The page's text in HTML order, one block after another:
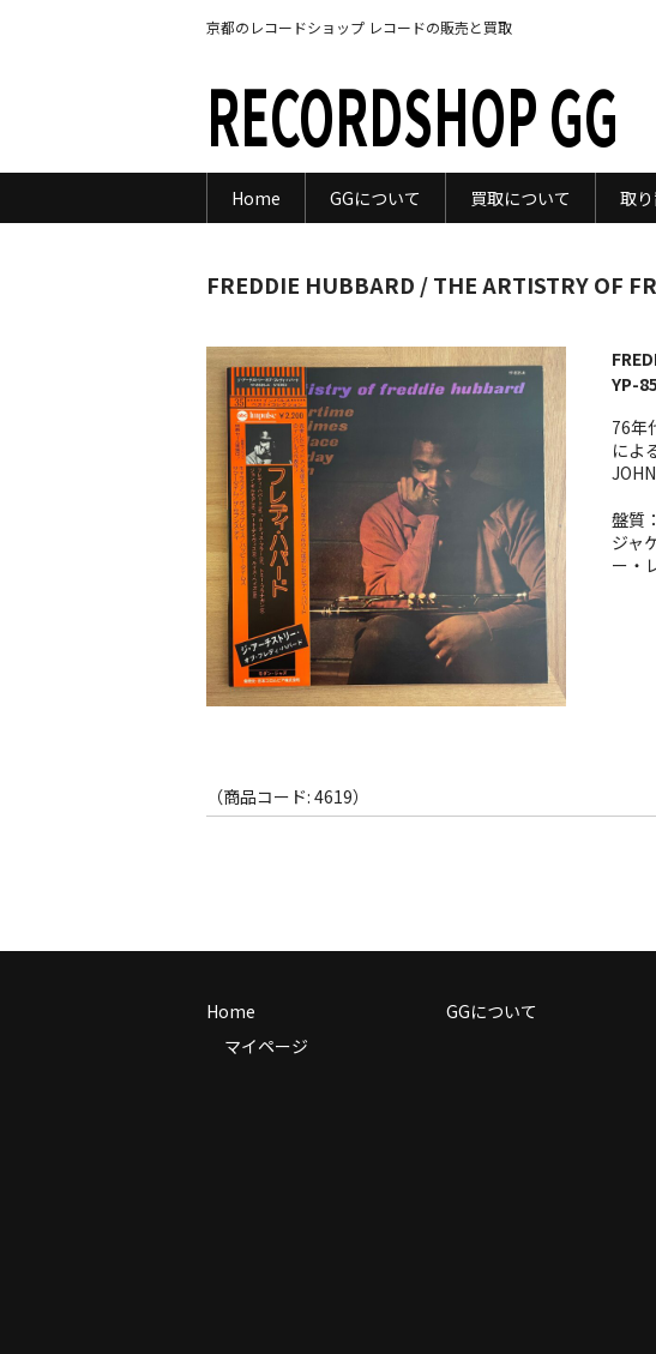
京都のレコードショップ レコードの販売と買取
RECORDSHOP GG
Home GGについて 買取について 取
FREDDIE HUBBARD / THE ARTISTRY OF
YP-
76年
によ
盤質
ジャ
ー・
（商品コード: 4619）
Home
マイページ
GGについて